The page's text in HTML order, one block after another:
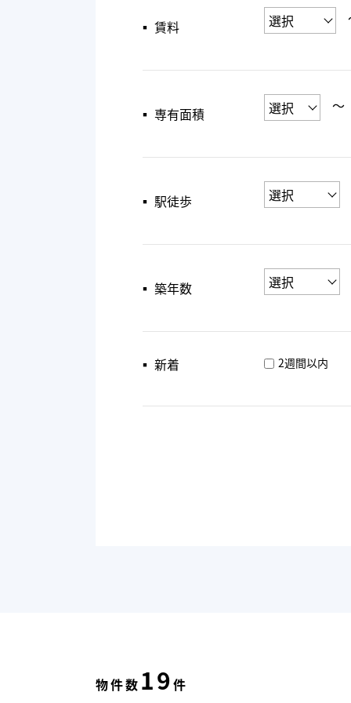
▪︎ 賃料
▪︎ 専有面積 〜
▪︎ 駅徒歩
▪︎ 築年数
▪︎ 新着 2週間以内
物件数 19件